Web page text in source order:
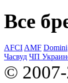
Все
AFCI AMF Domini
Часвуд ЧП
© 2007-